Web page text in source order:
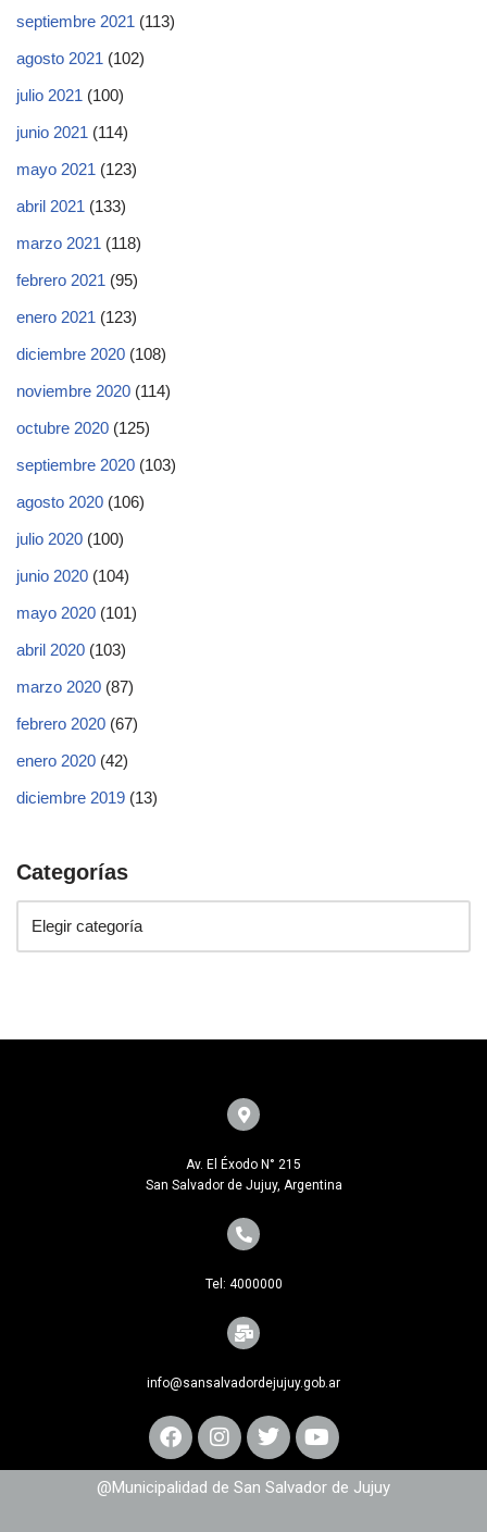
septiembre 2021 (113)
agosto 2021 (102)
julio 2021 (100)
junio 2021 (114)
mayo 2021 (123)
abril 2021 (133)
marzo 2021 (118)
febrero 2021 (95)
enero 2021 (123)
diciembre 2020 (108)
noviembre 2020 (114)
octubre 2020 (125)
septiembre 2020 (103)
agosto 2020 (106)
julio 2020 (100)
junio 2020 (104)
mayo 2020 (101)
abril 2020 (103)
marzo 2020 (87)
febrero 2020 (67)
enero 2020 (42)
diciembre 2019 (13)
Categorías
Av. El Éxodo N° 215
San Salvador de Jujuy, Argentina
Tel: 4000000
info@sansalvadordejujuy.gob.ar
@Municipalidad de San Salvador de Jujuy